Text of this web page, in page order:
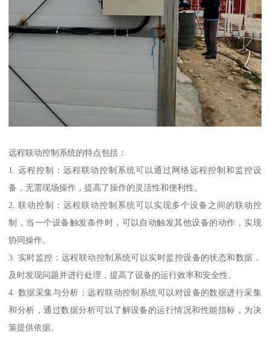
远程联动控制系统的特点包括：
1. 远程控制：远程联动控制系统可以通过网络远程控制和监控设
备，无需现场操作，提高了操作的灵活性和便利性。
2. 联动控制：远程联动控制系统可以实现多个设备之间的联动控
制，当一个设备触发条件时，可以自动触发其他设备的动作，实现
协同操作。
3. 实时监控：远程联动控制系统可以实时监控设备的状态和数据，
及时发现问题并进行处理，提高了设备的运行效率和安全性。
4. 数据采集与分析：远程联动控制系统可以对设备的数据进行采集
和分析，通过数据分析可以了解设备的运行情况和性能指标，为决
策提供依据。